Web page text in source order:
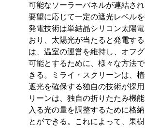
可能なソーラーパネルが連結さ
要望に応じて一定の遮光レベル
発電技術は単結晶シリコン太陽
おり、太陽光が当たると発電す
は、温室の運営を維持し、オフ
可能とするために、様々な方法
きる。ミライ・スクリーンは、
遮光を確保する独自の技術が採
リーンは、独自の折りたたみ機
入る光の量を調整するために格
とができる。これによって、果